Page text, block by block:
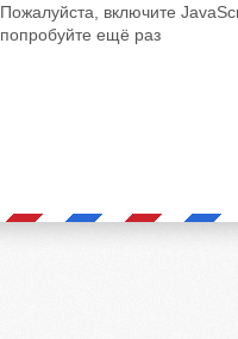
Пожалуйста, включите
попробуйте ещё раз